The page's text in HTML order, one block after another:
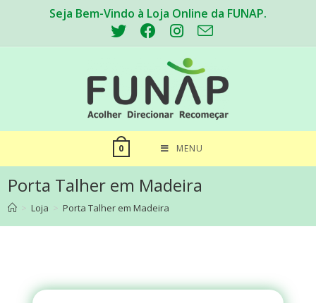
Seja Bem-Vindo à Loja Online da FUNAP.
0 MENU
Porta Talher em Madeira
> Loja > Porta Talher em Madeira